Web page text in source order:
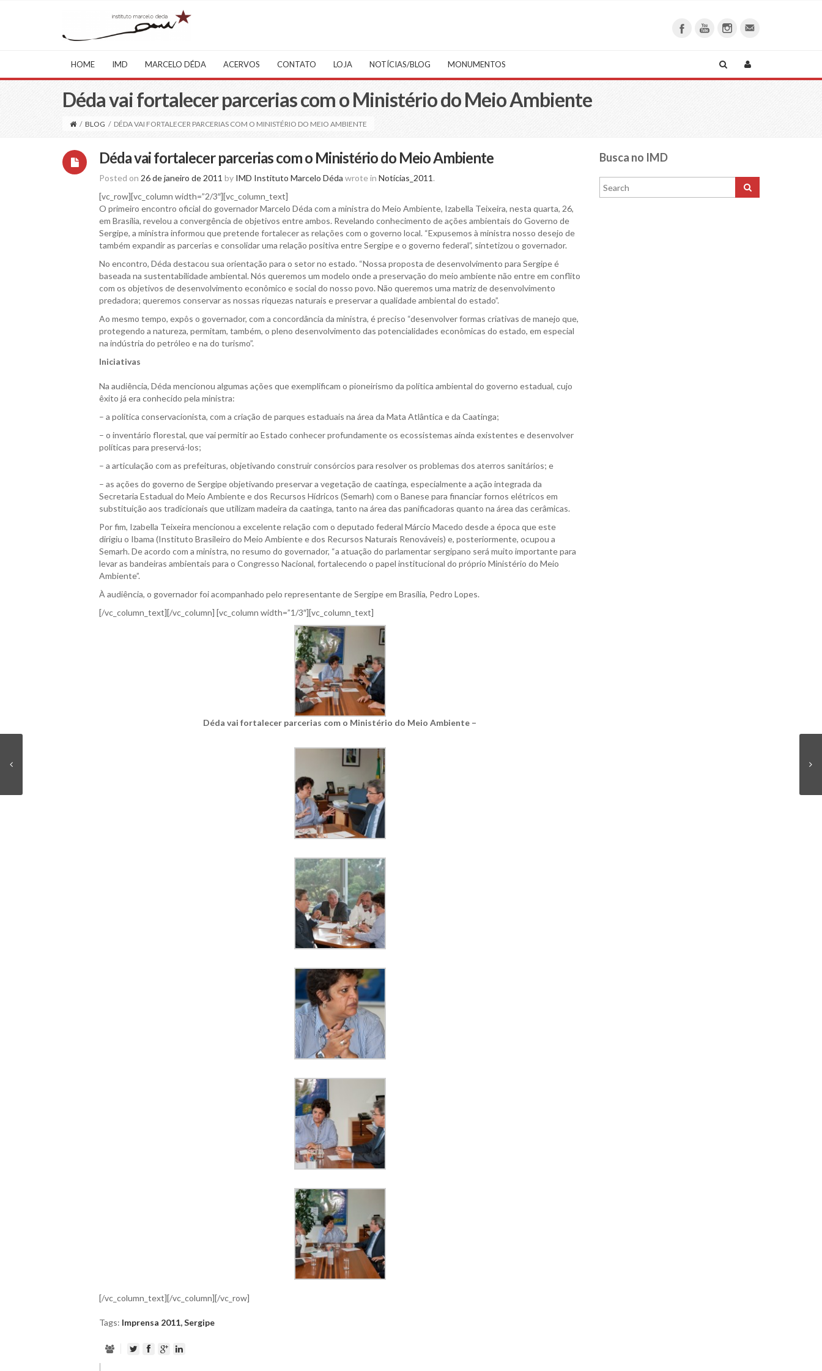
HOME IMD MARCELO DÉDA ACERVOS CONTATO LOJA NOTÍCIAS/BLOG MONUMENTOS
Déda vai fortalecer parcerias com o Ministério do Meio Ambiente
/ BLOG / DÉDA VAI FORTALECER PARCERIAS COM O MINISTÉRIO DO MEIO AMBIENTE
Déda vai fortalecer parcerias com o Ministério do Meio Ambiente
Posted on 26 de janeiro de 2011 by IMD Instituto Marcelo Déda wrote in Notícias_2011 .
[vc_row][vc_column width=”2/3″][vc_column_text]
O primeiro encontro oficial do governador Marcelo Déda com a ministra do Meio Ambiente, Izabella Teixeira, nesta quarta, 26,
em Brasília, revelou a convergência de objetivos entre ambos. Revelando conhecimento de ações ambientais do Governo de
Sergipe, a ministra informou que pretende fortalecer as relações com o governo local. “Expusemos à ministra nosso desejo de
também expandir as parcerias e consolidar uma relação positiva entre Sergipe e o governo federal”, sintetizou o governador.
No encontro, Déda destacou sua orientação para o setor no estado. “Nossa proposta de desenvolvimento para Sergipe é
baseada na sustentabilidade ambiental. Nós queremos um modelo onde a preservação do meio ambiente não entre em conflito
com os objetivos de desenvolvimento econômico e social do nosso povo. Não queremos uma matriz de desenvolvimento
predadora; queremos conservar as nossas riquezas naturais e preservar a qualidade ambiental do estado”.
Ao mesmo tempo, expôs o governador, com a concordância da ministra, é preciso “desenvolver formas criativas de manejo que,
protegendo a natureza, permitam, também, o pleno desenvolvimento das potencialidades econômicas do estado, em especial
na indústria do petróleo e na do turismo”.
Iniciativas
Na audiência, Déda mencionou algumas ações que exemplificam o pioneirismo da política ambiental do governo estadual, cujo
êxito já era conhecido pela ministra:
– a política conservacionista, com a criação de parques estaduais na área da Mata Atlântica e da Caatinga;
– o inventário florestal, que vai permitir ao Estado conhecer profundamente os ecossistemas ainda existentes e desenvolver
políticas para preservá-los;
– a articulação com as prefeituras, objetivando construir consórcios para resolver os problemas dos aterros sanitários; e
– as ações do governo de Sergipe objetivando preservar a vegetação de caatinga, especialmente a ação integrada da
Secretaria Estadual do Meio Ambiente e dos Recursos Hídricos (Semarh) com o Banese para financiar fornos elétricos em
substituição aos tradicionais que utilizam madeira da caatinga, tanto na área das panificadoras quanto na área das cerâmicas.
Por fim, Izabella Teixeira mencionou a excelente relação com o deputado federal Márcio Macedo desde a época que este
dirigiu o Ibama (Instituto Brasileiro do Meio Ambiente e dos Recursos Naturais Renováveis) e, posteriormente, ocupou a
Semarh. De acordo com a ministra, no resumo do governador, “a atuação do parlamentar sergipano será muito importante para
levar as bandeiras ambientais para o Congresso Nacional, fortalecendo o papel institucional do próprio Ministério do Meio
Ambiente”.
À audiência, o governador foi acompanhado pelo representante de Sergipe em Brasília, Pedro Lopes.
[/vc_column_text][/vc_column] [vc_column width=”1/3″][vc_column_text]
Déda vai fortalecer parcerias com o Ministério do Meio Ambiente –
[/vc_column_text][/vc_column][/vc_row]
Tags: Imprensa 2011,Sergipe
Busca no IMD